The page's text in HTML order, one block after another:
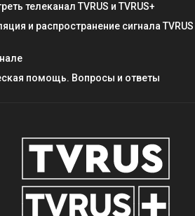
телеканал TVRUS и TVRUS+
и распространение сигнала TVRUS
помощь. Вопросы и ответы